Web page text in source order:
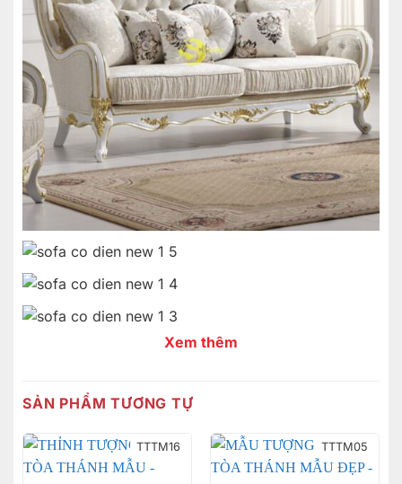
Xem thêm
SẢN PHẨM TƯƠNG TỰ
TTTM16 TTTM05